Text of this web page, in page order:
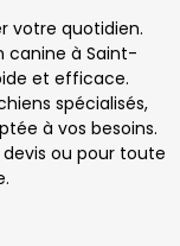
votre quotidien.
canine à Saint-
et efficace.
spécialisés,
à vos besoins.
ou pour toute